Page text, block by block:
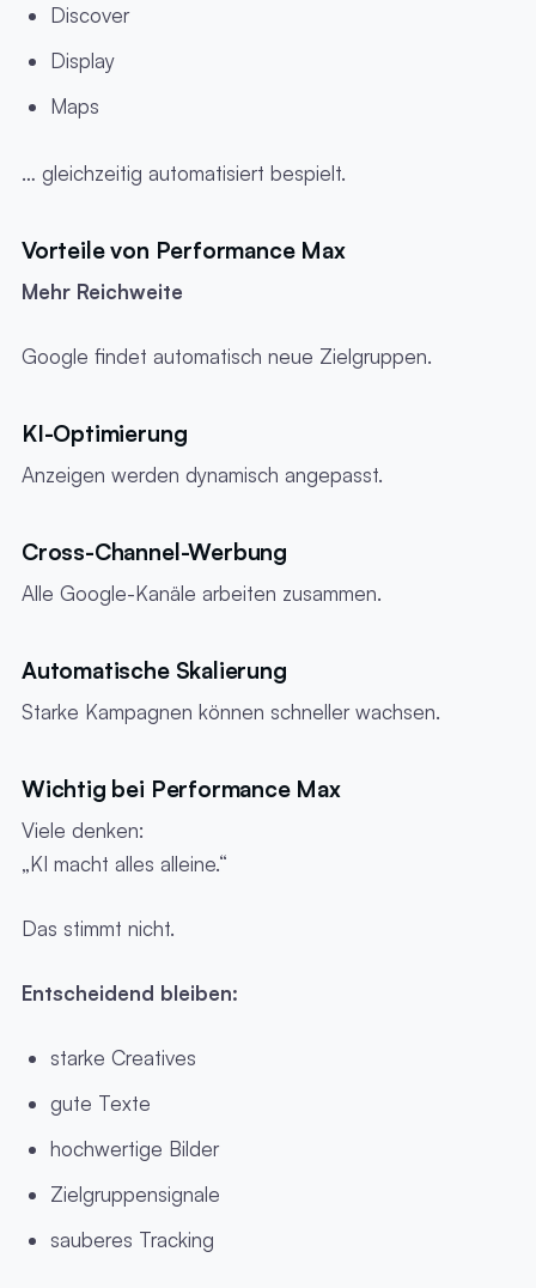
Discover
Display
Maps
… gleichzeitig automatisiert bespielt.
Vorteile von Performance Max
Mehr Reichweite
Google findet automatisch neue Zielgruppen.
KI-Optimierung
Anzeigen werden dynamisch angepasst.
Cross-Channel-Werbung
Alle Google-Kanäle arbeiten zusammen.
Automatische Skalierung
Starke Kampagnen können schneller wachsen.
Wichtig bei Performance Max
Viele denken:
„KI macht alles alleine.“
Das stimmt nicht.
Entscheidend bleiben:
starke Creatives
gute Texte
hochwertige Bilder
Zielgruppensignale
sauberes Tracking